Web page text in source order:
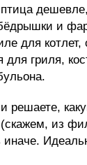
бёдрышки и
для котлет,
для гриля,
решаете,
из
иначе.